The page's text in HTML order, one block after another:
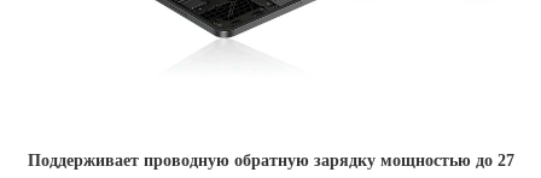
Поддерживает проводную обратную зарядку мощностью до 27